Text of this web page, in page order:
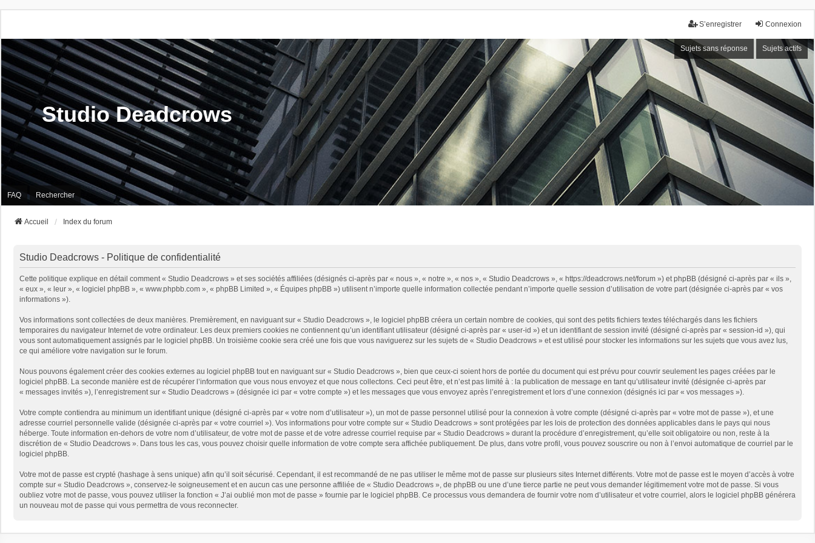
Connexion
S’enregistrer
Sujets sans réponse Sujets actifs
Studio Deadcrows
FAQ Rechercher
Accueil Index du forum
Studio Deadcrows - Politique de confidentialité
Cette politique explique en détail comment « Studio Deadcrows » et ses sociétés affiliées (désignés ci-après par « nous », « notre », « nos », « Studio Deadcrows », « https://deadcrows.net/forum ») et phpBB (désigné ci-après par « ils »,
« eux », « leur », « logiciel phpBB », « www.phpbb.com », « phpBB Limited », « Équipes phpBB ») utilisent n’importe quelle information collectée pendant n’importe quelle session d’utilisation de votre part (désignée ci-après par « vos
informations »).
Vos informations sont collectées de deux manières. Premièrement, en naviguant sur « Studio Deadcrows », le logiciel phpBB créera un certain nombre de cookies, qui sont des petits fichiers textes téléchargés dans les fichiers
temporaires du navigateur Internet de votre ordinateur. Les deux premiers cookies ne contiennent qu’un identifiant utilisateur (désigné ci-après par « user-id ») et un identifiant de session invité (désigné ci-après par « session-id »), qui
vous sont automatiquement assignés par le logiciel phpBB. Un troisième cookie sera créé une fois que vous naviguerez sur les sujets de « Studio Deadcrows » et est utilisé pour stocker les informations sur les sujets que vous avez lus,
ce qui améliore votre navigation sur le forum.
Nous pouvons également créer des cookies externes au logiciel phpBB tout en naviguant sur « Studio Deadcrows », bien que ceux-ci soient hors de portée du document qui est prévu pour couvrir seulement les pages créées par le
logiciel phpBB. La seconde manière est de récupérer l’information que vous nous envoyez et que nous collectons. Ceci peut être, et n’est pas limité à : la publication de message en tant qu’utilisateur invité (désignée ci-après par
« messages invités »), l’enregistrement sur « Studio Deadcrows » (désignée ici par « votre compte ») et les messages que vous envoyez après l’enregistrement et lors d’une connexion (désignés ici par « vos messages »).
Votre compte contiendra au minimum un identifiant unique (désigné ci-après par « votre nom d’utilisateur »), un mot de passe personnel utilisé pour la connexion à votre compte (désigné ci-après par « votre mot de passe »), et une
adresse courriel personnelle valide (désignée ci-après par « votre courriel »). Vos informations pour votre compte sur « Studio Deadcrows » sont protégées par les lois de protection des données applicables dans le pays qui nous
héberge. Toute information en-dehors de votre nom d’utilisateur, de votre mot de passe et de votre adresse courriel requise par « Studio Deadcrows » durant la procédure d’enregistrement, qu’elle soit obligatoire ou non, reste à la
discrétion de « Studio Deadcrows ». Dans tous les cas, vous pouvez choisir quelle information de votre compte sera affichée publiquement. De plus, dans votre profil, vous pouvez souscrire ou non à l’envoi automatique de courriel par le
logiciel phpBB.
Votre mot de passe est crypté (hashage à sens unique) afin qu’il soit sécurisé. Cependant, il est recommandé de ne pas utiliser le même mot de passe sur plusieurs sites Internet différents. Votre mot de passe est le moyen d’accès à votre
compte sur « Studio Deadcrows », conservez-le soigneusement et en aucun cas une personne affiliée de « Studio Deadcrows », de phpBB ou une d’une tierce partie ne peut vous demander légitimement votre mot de passe. Si vous
oubliez votre mot de passe, vous pouvez utiliser la fonction « J’ai oublié mon mot de passe » fournie par le logiciel phpBB. Ce processus vous demandera de fournir votre nom d’utilisateur et votre courriel, alors le logiciel phpBB générera
un nouveau mot de passe qui vous permettra de vous reconnecter.